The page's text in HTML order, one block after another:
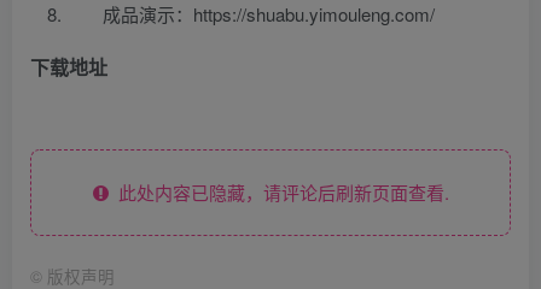
成品演示：https://shuabu.yimouleng.com/
下载地址
此处内容已隐藏，请评论后刷新页面查看.
© 版权声明